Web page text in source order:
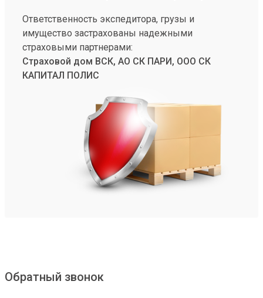
Ответственность экспедитора, грузы и
имущество застрахованы надежными
страховыми партнерами:
Страховой дом ВСК, АО СК ПАРИ, ООО СК
КАПИТАЛ ПОЛИС
Обратный звонок